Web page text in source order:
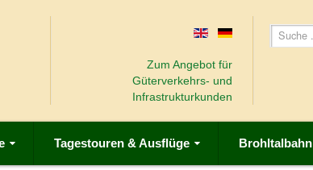
Zum Angebot für
Güterverkehrs- und
Infrastrukturkunden
Tagestouren & Ausflüge Brohltalbahn